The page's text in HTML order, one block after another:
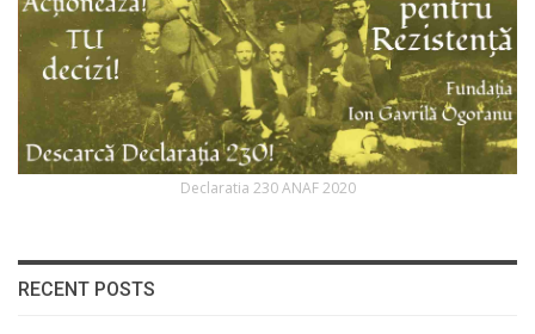
Declaratia 230 ANAF 2020
RECENT POSTS